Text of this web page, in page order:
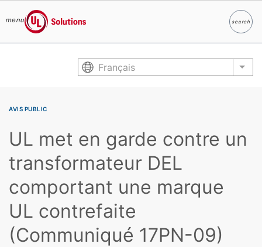
menu
UL Solutions
searchSearch
Français List
AVIS PUBLIC
UL met en garde contre un
transformateur DEL
comportant une marque
UL contrefaite
(Communiqué 17PN-09)